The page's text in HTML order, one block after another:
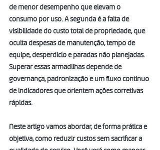
de menor desempenho que elevam o
consumo por uso. A segunda é a falta de
visibilidade do custo total de propriedade, que
oculta despesas de manutenção, tempo de
equipe, desperdício e paradas não planejadas.
Superar essas armadilhas depende de
governança, padronização e um fluxo contínuo
de indicadores que orientem ações corretivas
rápidas.
Neste artigo vamos abordar, de forma prática e
objetiva, como reduzir custos sem sacrificar a